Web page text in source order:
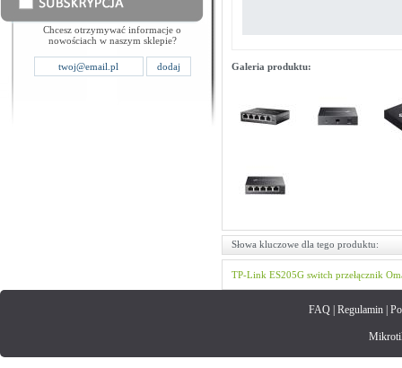
Chcesz otrzymywać informacje o
nowościach w naszym sklepie?
Galeria produktu:
Słowa kluczowe dla tego produktu:
TP-Link ES205G switch przełącznik
FAQ| Regulamin|